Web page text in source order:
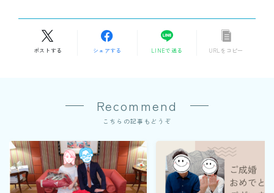
ポストする シェアする LINEで送る URLをコピー
Recommend
こちらの記事もどうぞ